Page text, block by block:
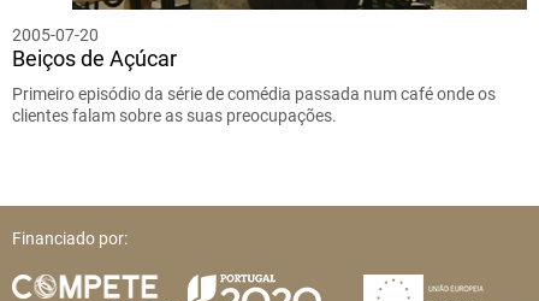
2005-07-20
Beiços de Açúcar
Primeiro episódio da série de comédia passada num café onde os
clientes falam sobre as suas preocupações.
Financiado por: